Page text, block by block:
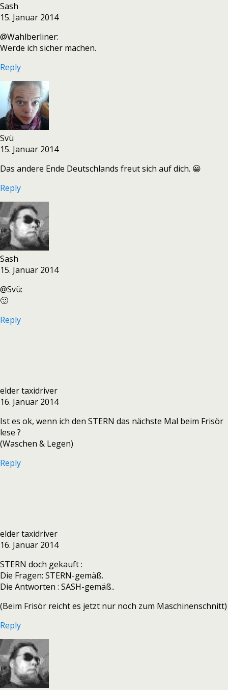
Sash
15. Januar 2014
@Wahlberliner:
Werde ich sicher machen.
Reply
Svü
15. Januar 2014
Das andere Ende Deutschlands freut sich auf dich. 😀
Reply
Sash
15. Januar 2014
@Svü:
🙂
Reply
elder taxidriver
16. Januar 2014
Ist es ok, wenn ich den STERN das nächste Mal beim Frisör
lese ?
(Waschen & Legen)
Reply
elder taxidriver
16. Januar 2014
STERN doch gekauft :
Die Fragen: STERN-gemäß.
Die Antworten : SASH-gemäß..
(Beim Frisör reicht es jetzt nur noch zum Maschinenschnitt)
Reply